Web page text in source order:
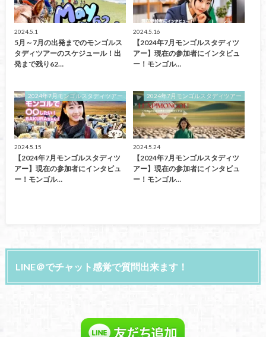
2024.5.1
5月～7月の出発までのモンゴルス
タディツアーのスケジュール！出
発まで残り62…
2024.5.16
【2024年7月モンゴルスタディツ
アー】現在の参加者にインタビュ
ー！モンゴル…
2024年7月モンゴルスタディツアー
2024.5.15
【2024年7月モンゴルスタディツ
アー】現在の参加者にインタビュ
ー！モンゴル…
2024年7月モンゴルスタディツアー
2024.5.24
【2024年7月モンゴルスタディツ
アー】現在の参加者にインタビュ
ー！モンゴル…
LINE＠でチャット感覚で質問出来ます！